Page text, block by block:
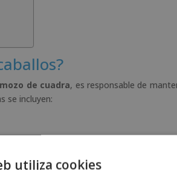
mozo de cuadra, es responsable de
se incluyen:
en el comportamiento o signos de
utiliza cookies